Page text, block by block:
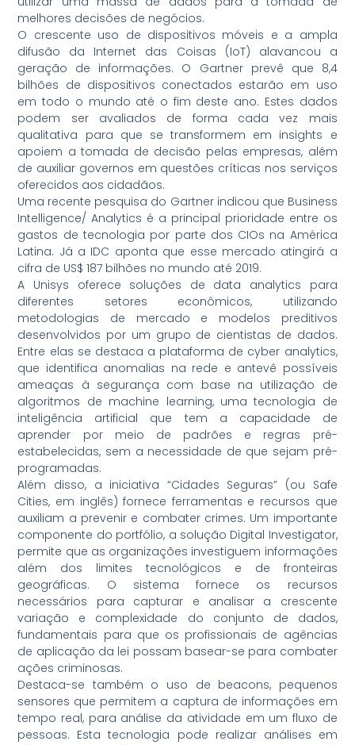
melhores decisões de negócios.
O crescente uso de dispositivos móveis e a ampla
difusão da Internet das Coisas (IoT) alavancou a
geração de informações. O Gartner prevê que 8,4
bilhões de dispositivos conectados estarão em uso
em todo o mundo até o fim deste ano. Estes dados
podem ser avaliados de forma cada vez mais
qualitativa para que se transformem em insights e
apoiem a tomada de decisão pelas empresas, além
de auxiliar governos em questões críticas nos serviços
oferecidos aos cidadãos.
Uma recente pesquisa do Gartner indicou que Business
Intelligence/ Analytics é a principal prioridade entre os
gastos de tecnologia por parte dos CIOs na América
Latina. Já a IDC aponta que esse mercado atingirá a
cifra de US$ 187 bilhões no mundo até 2019.
A Unisys oferece soluções de data analytics para
diferentes setores econômicos, utilizando
metodologias de mercado e modelos preditivos
desenvolvidos por um grupo de cientistas de dados.
Entre elas se destaca a plataforma de cyber analytics,
que identifica anomalias na rede e antevê possíveis
ameaças à segurança com base na utilização de
algoritmos de machine learning, uma tecnologia de
inteligência artificial que tem a capacidade de
aprender por meio de padrões e regras pré-
estabelecidas, sem a necessidade de que sejam pré-
programadas.
Além disso, a iniciativa “Cidades Seguras” (ou Safe
Cities, em inglês) fornece ferramentas e recursos que
auxiliam a prevenir e combater crimes. Um importante
componente do portfólio, a solução Digital Investigator,
permite que as organizações investiguem informações
além dos limites tecnológicos e de fronteiras
geográficas. O sistema fornece os recursos
necessários para capturar e analisar a crescente
variação e complexidade do conjunto de dados,
fundamentais para que os profissionais de agências
de aplicação da lei possam basear-se para combater
ações criminosas.
Destaca-se também o uso de beacons, pequenos
sensores que permitem a captura de informações em
tempo real, para análise da atividade em um fluxo de
pessoas. Esta tecnologia pode realizar análises em